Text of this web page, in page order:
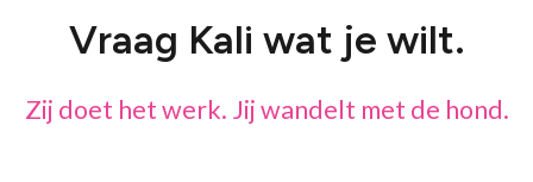
Vraag Kali wat je wilt.
Zij doet het werk. Jij wandelt met de hond.